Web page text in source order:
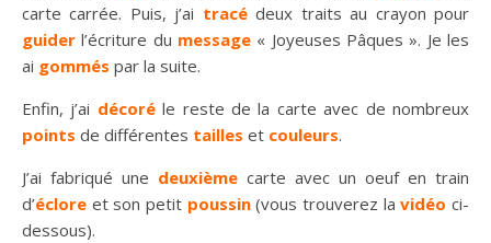
carte carrée. Puis, j’ai tracé deux traits au crayon pour
guider l’écriture du message « Joyeuses Pâques ». Je les
ai gommés par la suite.
Enfin, j’ai décoré le reste de la carte avec de nombreux
points de différentes tailles et couleurs.
J’ai fabriqué une deuxième carte avec un oeuf en train
d’éclore et son petit poussin (vous trouverez lavidéo ci-
dessous).